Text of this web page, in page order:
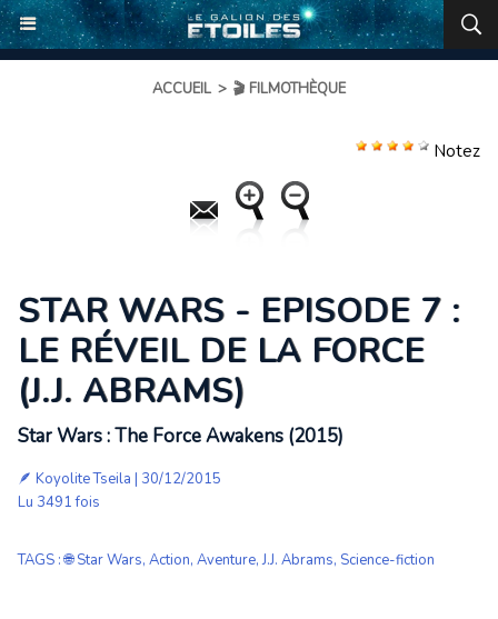
ACCUEIL > 🎬 FILMOTHÈQUE
Notez
STAR WARS - EPISODE 7 :
LE RÉVEIL DE LA FORCE
(J.J. ABRAMS)
Star Wars : The Force Awakens (2015)
🪶 Koyolite Tseila | 30/12/2015
Lu 3491 fois
TAGS :🌐 Star Wars, Action, Aventure,J.J. Abrams, Science-fiction